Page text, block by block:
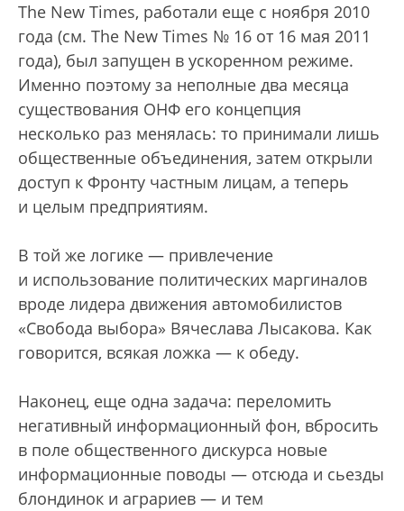
The New Times, работали еще с ноября 2010
года (см. The New Times № 16 от 16 мая 2011
года), был запущен в ускоренном режиме.
Именно поэтому за неполные два месяца
существования ОНФ его концепция
несколько раз менялась: то принимали лишь
общественные объединения, затем открыли
доступ к Фронту частным лицам, а теперь
и целым предприятиям.
В той же логике — привлечение
и использование политических маргиналов
вроде лидера движения автомобилистов
«Свобода выбора» Вячеслава Лысакова. Как
говорится, всякая ложка — к обеду.
Наконец, еще одна задача: переломить
негативный информационный фон, вбросить
в поле общественного дискурса новые
информационные поводы — отсюда и сьезды
блондинок и аграриев — и тем